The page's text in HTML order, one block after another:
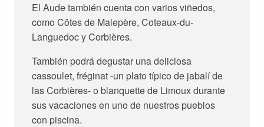
El Aude también cuenta con varios viñedos,
como Côtes de Malepère, Coteaux-du-
Languedoc y Corbières.
También podrá degustar una deliciosa
cassoulet, fréginat -un plato típico de jabalí de
las Corbières- o blanquette de Limoux durante
sus vacaciones en uno de nuestros pueblos
con piscina.